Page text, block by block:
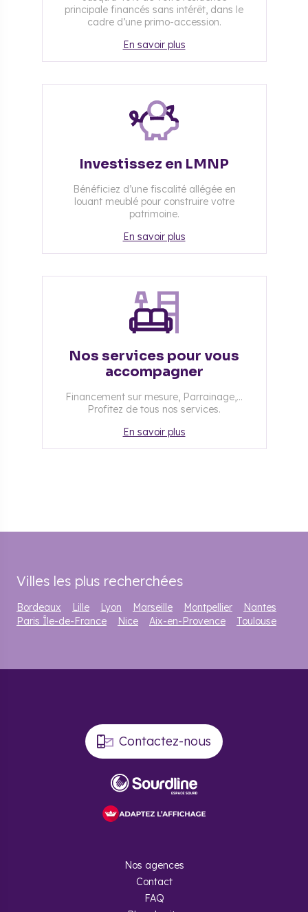
principale financés sans intérêt, dans le
cadre d’une primo-accession.
En savoir plus
Investissez en LMNP
Bénéficiez d’une fiscalité allégée en
louant meublé pour construire votre
patrimoine.
En savoir plus
Nos services pour vous
accompagner
Financement sur mesure, Parrainage,...
Profitez de tous nos services.
En savoir plus
Villes les plus recherchées
Bordeaux Lille Lyon Marseille Montpellier
Nantes
Paris Île-de-France
Nice Aix-en-Provence Toulouse
Contactez-nous
Nos agences
Contact
FAQ